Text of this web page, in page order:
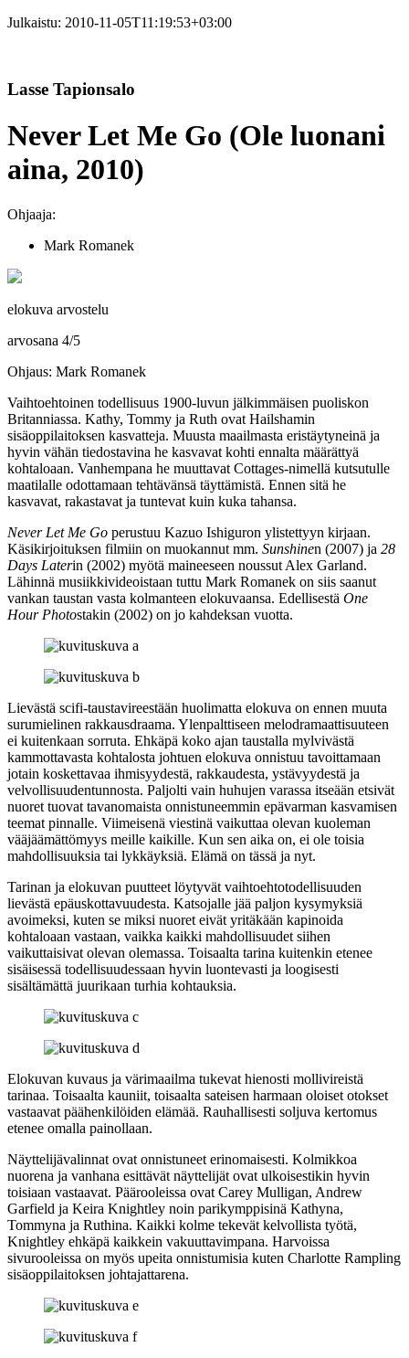
Julkaistu: 2010-11-05T11:19:53+03:00
Lasse Tapionsalo
Never Let Me Go (Ole luonani
aina, 2010)
Ohjaaja:
Mark Romanek
elokuva arvostelu
arvosana 4/5
Ohjaus: Mark Romanek
Vaihtoehtoinen todellisuus 1900‑luvun jälkimmäisen puoliskon
Britanniassa. Kathy, Tommy ja Ruth ovat Hailshamin
sisäoppilaitoksen kasvatteja. Muusta maailmasta eristäytyneinä ja
hyvin vähän tiedostavina he kasvavat kohti ennalta määrättyä
kohtaloaan. Vanhempana he muuttavat Cottages-nimellä kutsutulle
maatilalle odottamaan tehtävänsä täyttämistä. Ennen sitä he
kasvavat, rakastavat ja tuntevat kuin kuka tahansa.
Never Let Me Go perustuu Kazuo Ishiguron ylistettyyn kirjaan.
Käsikirjoituksen filmiin on muokannut mm. Sunshinen (2007) ja 28
Days Laterin (2002) myötä maineeseen noussut Alex Garland.
Lähinnä musiikkivideoistaan tuttu Mark Romanek on siis saanut
vankan taustan vasta kolmanteen elokuvaansa. Edellisestä One
Hour Photostakin (2002) on jo kahdeksan vuotta.
Lievästä scifi-taustavireestään huolimatta elokuva on ennen muuta
surumielinen rakkausdraama. Ylenpalttiseen melodramaattisuuteen
ei kuitenkaan sorruta. Ehkäpä koko ajan taustalla mylvivästä
kammottavasta kohtalosta johtuen elokuva onnistuu tavoittamaan
jotain koskettavaa ihmisyydestä, rakkaudesta, ystävyydestä ja
velvollisuudentunnosta. Paljolti vain huhujen varassa itseään etsivät
nuoret tuovat tavanomaista onnistuneemmin epävarman kasvamisen
teemat pinnalle. Viimeisenä viestinä vaikuttaa olevan kuoleman
vääjäämättömyys meille kaikille. Kun sen aika on, ei ole toisia
mahdollisuuksia tai lykkäyksiä. Elämä on tässä ja nyt.
Tarinan ja elokuvan puutteet löytyvät vaihtoehtotodellisuuden
lievästä epäuskottavuudesta. Katsojalle jää paljon kysymyksiä
avoimeksi, kuten se miksi nuoret eivät yritäkään kapinoida
kohtaloaan vastaan, vaikka kaikki mahdollisuudet siihen
vaikuttaisivat olevan olemassa. Toisaalta tarina kuitenkin etenee
sisäisessä todellisuudessaan hyvin luontevasti ja loogisesti
sisältämättä juurikaan turhia kohtauksia.
Elokuvan kuvaus ja värimaailma tukevat hienosti mollivireistä
tarinaa. Toisaalta kauniit, toisaalta sateisen harmaan oloiset otokset
vastaavat päähenkilöiden elämää. Rauhallisesti soljuva kertomus
etenee omalla painollaan.
Näyttelijävalinnat ovat onnistuneet erinomaisesti. Kolmikkoa
nuorena ja vanhana esittävät näyttelijät ovat ulkoisestikin hyvin
toisiaan vastaavat. Päärooleissa ovat Carey Mulligan, Andrew
Garfield ja Keira Knightley noin parikymppisinä Kathyna,
Tommyna ja Ruthina. Kaikki kolme tekevät kelvollista työtä,
Knightley ehkäpä kaikkein vakuuttavimpana. Harvoissa
sivurooleissa on myös upeita onnistumisia kuten Charlotte Rampling
sisäoppilaitoksen johtajattarena.